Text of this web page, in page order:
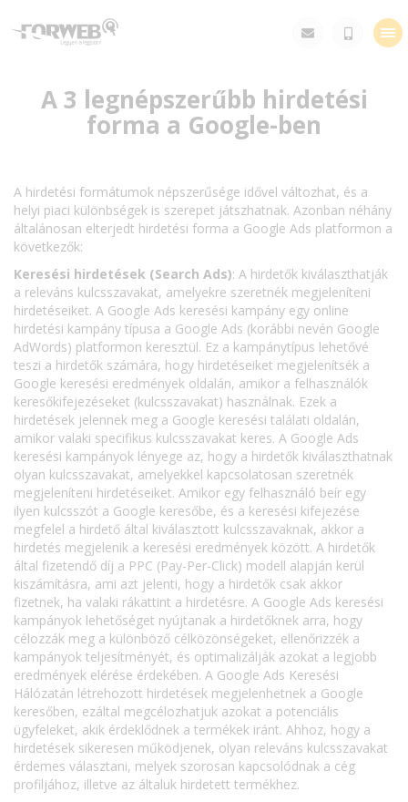
A 3 legnépszerűbb hirdetési
forma a Google-ben
A hirdetési formátumok népszerűsége idővel változhat, és a
helyi piaci különbségek is szerepet játszhatnak. Azonban néhány
általánosan elterjedt hirdetési forma a Google Ads platformon a
következők:
Keresési hirdetések (Search Ads): A hirdetők kiválaszthatják
a releváns kulcsszavakat, amelyekre szeretnék megjeleníteni
hirdetéseiket. A Google Ads keresési kampány egy online
hirdetési kampány típusa a Google Ads (korábbi nevén Google
AdWords) platformon keresztül. Ez a kampánytípus lehetővé
teszi a hirdetők számára, hogy hirdetéseiket megjelenítsék a
Google keresési eredmények oldalán, amikor a felhasználók
keresőkifejezéseket (kulcsszavakat) használnak. Ezek a
hirdetések jelennek meg a Google keresési találati oldalán,
amikor valaki specifikus kulcsszavakat keres. A Google Ads
keresési kampányok lényege az, hogy a hirdetők kiválaszthatnak
olyan kulcsszavakat, amelyekkel kapcsolatosan szeretnék
megjeleníteni hirdetéseiket. Amikor egy felhasználó beír egy
ilyen kulcsszót a Google keresőbe, és a keresési kifejezése
megfelel a hirdető által kiválasztott kulcsszavaknak, akkor a
hirdetés megjelenik a keresési eredmények között. A hirdetők
által fizetendő díj a PPC (Pay-Per-Click) modell alapján kerül
kiszámításra, ami azt jelenti, hogy a hirdetők csak akkor
fizetnek, ha valaki rákattint a hirdetésre. A Google Ads keresési
kampányok lehetőséget nyújtanak a hirdetőknek arra, hogy
célozzák meg a különböző célközönségeket, ellenőrizzék a
kampányok teljesítményét, és optimalizálják azokat a legjobb
eredmények elérése érdekében. A Google Ads Keresési
Hálózatán létrehozott hirdetések megjelenhetnek a Google
keresőben, ezáltal megcélozhatjuk azokat a potenciális
ügyfeleket, akik érdeklődnek a termékek iránt. Ahhoz, hogy a
hirdetések sikeresen működjenek, olyan releváns kulcsszavakat
érdemes választani, melyek szorosan kapcsolódnak a cég
profiljához, illetve az általuk hirdetett termékhez.